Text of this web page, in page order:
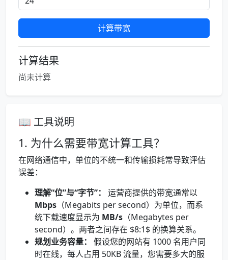
计算带宽
计算结果
尚未计算
📖 工具说明
1. 为什么需要带宽计算工具？
在网络通信中，单位的不统一和传输损耗常导致评估
误差：
理解“位”与“字节”：
运营商提供的带宽通常以
Mbps （Megabits per second）为单位，而系
统下载速度显示为 MB/s （Megabytes per
second）。两者之间存在 $8:1$ 的换算关系。
规划业务容量：
假设您的网站有 1000 名用户同
时在线，每人占用 50KB 流量，您需要多大的服